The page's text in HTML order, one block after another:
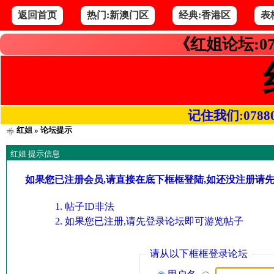
返回首页 热门:新澳门区 经典:香港区 表
《红姐论坛
记住我们
红姐» 论坛提示
红姐 提示信息
如果您已注册会员,请直接在底下框框登陆,如还没注册请
帖子ID非法
如果您已注册,请先登录论坛即可游览帖子
请从以下框框登录论坛